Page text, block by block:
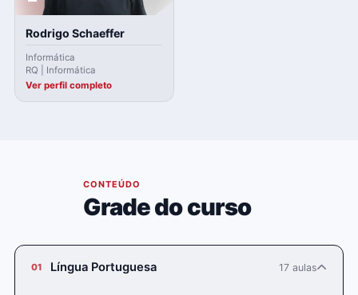
Rodrigo Schaeffer
Informática
RQ | Informática
Ver perfil completo
CONTEÚDO
Grade do curso
01 Língua Portuguesa 17 aulas